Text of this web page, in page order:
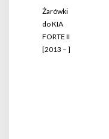
Żarówki
do KIA
FORTE II
[2013 – ]